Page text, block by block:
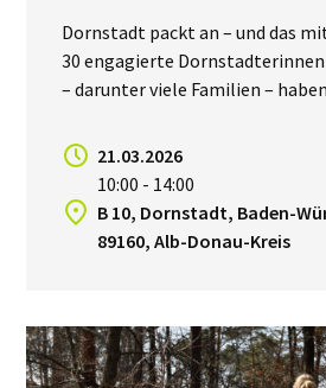
Dornstadt packt an – und das
30 engagierte
– darunter viele Familien –
21.03.2026
10:00 - 14:00
B 10, Dornstadt, Baden-
89160, Alb-Donau-Kreis